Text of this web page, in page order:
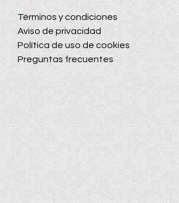
Términos y condiciones
Aviso de privacidad
Política de uso de cookies
Preguntas frecuentes